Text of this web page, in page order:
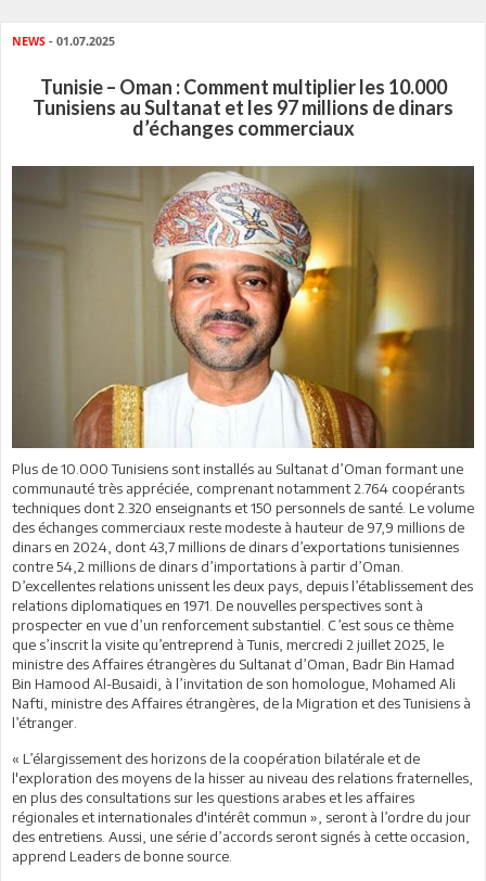
NEWS - 01.07.2025
Tunisie – Oman : Comment multiplier les 10.000
Tunisiens au Sultanat et les 97 millions de dinars
d’échanges commerciaux
Plus de 10.000 Tunisiens sont installés au Sultanat d’Oman formant une
communauté très appréciée, comprenant notamment 2.764 coopérants
techniques dont 2.320 enseignants et 150 personnels de santé. Le volume
des échanges commerciaux reste modeste à hauteur de 97,9 millions de
dinars en 2024, dont 43,7 millions de dinars d’exportations tunisiennes
contre 54,2 millions de dinars d’importations à partir d’Oman.
D’excellentes relations unissent les deux pays, depuis l’établissement des
relations diplomatiques en 1971. De nouvelles perspectives sont à
prospecter en vue d’un renforcement substantiel. C’est sous ce thème
que s’inscrit la visite qu’entreprend à Tunis, mercredi 2 juillet 2025, le
ministre des Affaires étrangères du Sultanat d’Oman, Badr Bin Hamad
Bin Hamood Al-Busaidi, à l’invitation de son homologue, Mohamed Ali
Nafti, ministre des Affaires étrangères, de la Migration et des Tunisiens à
l’étranger.
« L’élargissement des horizons de la coopération bilatérale et de
l'exploration des moyens de la hisser au niveau des relations fraternelles,
en plus des consultations sur les questions arabes et les affaires
régionales et internationales d'intérêt commun », seront à l’ordre du jour
des entretiens. Aussi, une série d’accords seront signés à cette occasion,
apprend Leaders de bonne source.